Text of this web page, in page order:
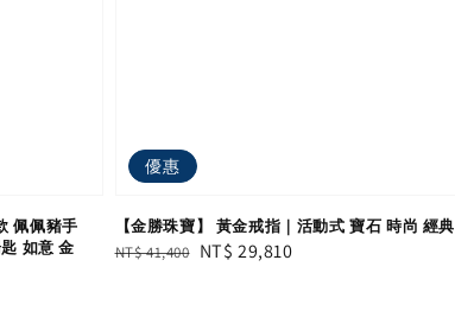
佩佩豬手
如意 金
優惠
【金勝珠寶】 黃金戒指｜活動式 寶石 時尚 經典
Regular
NT$ 41,400 Sale
NT$ 29,810